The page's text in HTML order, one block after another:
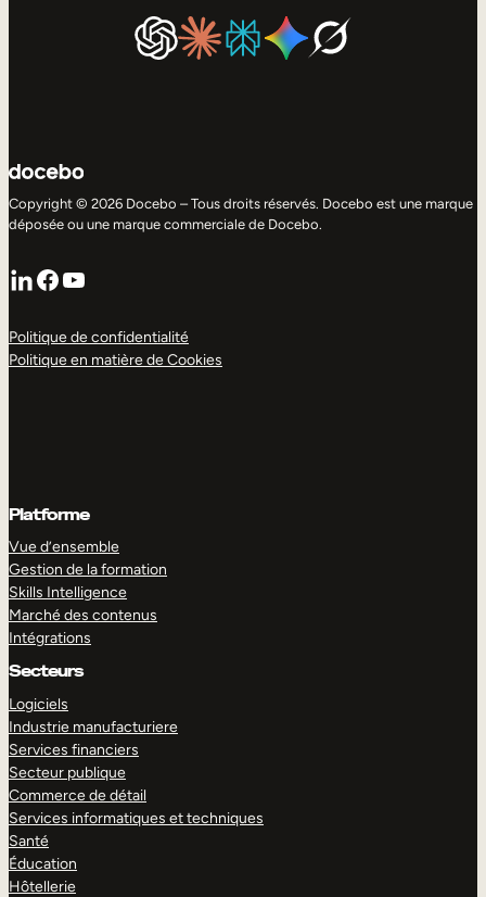
Copyright © 2026 Docebo – Tous droits réservés. Docebo est une marque
déposée ou une marque commerciale de Docebo.
LinkedIn
Facebook
YouTube
Politique de confidentialité
Politique en matière de Cookies
Platforme
Vue d’ensemble
Gestion de la formation
Skills Intelligence
Marché des contenus
Intégrations
Secteurs
Logiciels
Industrie manufacturiere
Services financiers
Secteur publique
Commerce de détail
Services informatiques et techniques
Santé
Éducation
Hôtellerie